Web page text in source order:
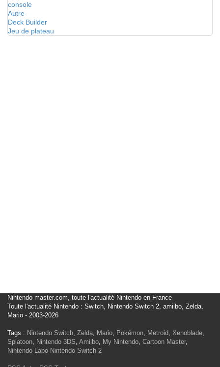
console
Autre
Deck Builder
Jeu de plateau
Nintendo-master.com, toute l'actualité Nintendo en France
Toute l'actualité Nintendo : Switch, Nintendo Switch 2, amiibo, Zelda,
Mario - 2003-2026
Tags : Nintendo Switch, Zelda, Mario, Pokémon, Metroid, Xenoblade,
Splatoon, Nintendo 3DS, Amiibo, My Nintendo, Cartoon Master,
Nintendo Labo Nintendo Switch 2